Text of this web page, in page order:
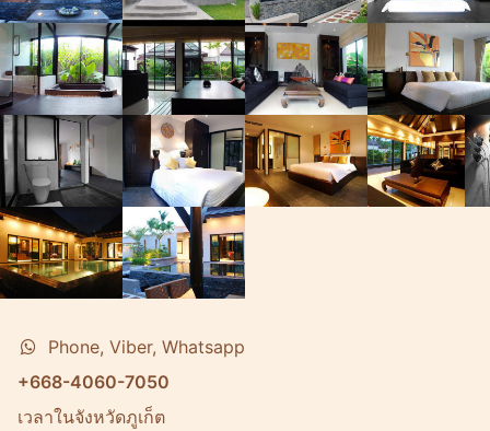
Phone, Viber, Whatsapp
+668-4060-7050
เวลาในจังหวัดภูเก็ต